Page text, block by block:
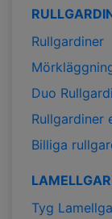
Rullgardiner
Duo
Rullgardiner
Billiga
Tyg